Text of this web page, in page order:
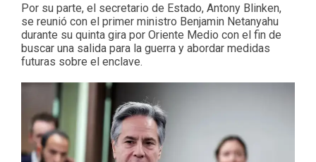
Por su parte, el secretario de Estado, Antony Blinken,
se reunió con el primer ministro Benjamin Netanyahu
durante su quinta gira por Oriente Medio con el fin de
buscar una salida para la guerra y abordar medidas
futuras sobre el enclave.